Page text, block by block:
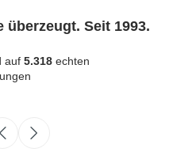
überzeugt. Seit 1993.
auf 5.318 echten